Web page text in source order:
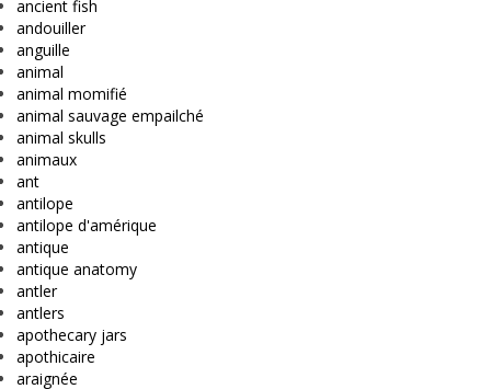
ancient fish
andouiller
anguille
animal
animal momifié
animal sauvage empailché
animal skulls
animaux
ant
antilope
antilope d'amérique
antique
antique anatomy
antler
antlers
apothecary jars
apothicaire
araignée